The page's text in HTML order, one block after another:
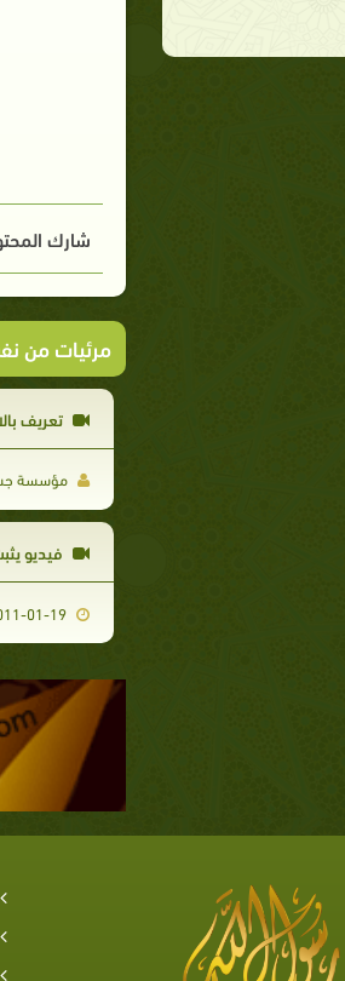
شارك
مرئيات من
تعريف
مؤسسة
فيديو
2011-01-19